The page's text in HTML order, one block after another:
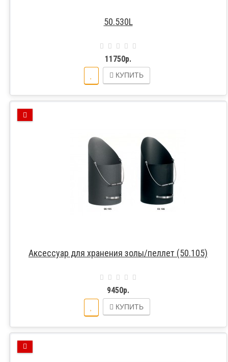
50.530L
11750р.
КУПИТЬ
Аксессуар для хранения золы/пеллет (50.105)
9450р.
КУПИТЬ